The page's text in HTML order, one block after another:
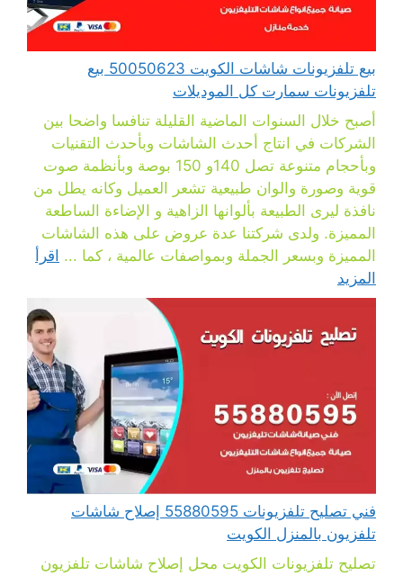
بيع تلفزيونات شاشات الكويت 50050623 بيع
تلفزيونات سمارت كل الموديلات
أصبح خلال السنوات الماضية القليلة تنافسا واضحا بين
الشركات في انتاج أحدث الشاشات وبأحدث التقنيات
وبأحجام متنوعة تصل 140و 150 بوصة وبأنظمة صوت
قوية وصورة والوان طبيعية تشعر العميل وكانه يطل من
نافذة ليرى الطبيعة بألوانها الزاهية و الإضاءة الساطعة
المميزة. ولدى شركتنا عدة عروض على هذه الشاشات
المميزة وبسعر الجملة وبمواصفات عالمية ، كما ... اقرأ
المزيد
فني تصليح تلفزيونات 55880595 إصلاح شاشات
تلفزيون بالمنزل الكويت
تصليح تلفزيونات الكويت محل إصلاح شاشات تلفزيون